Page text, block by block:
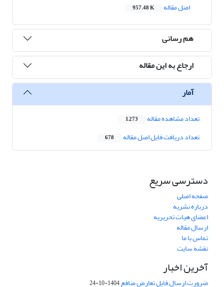
اصل مقاله
957.48 K
هم رسانی
ارجاع به این مقاله
آمار
تعداد مشاهده مقاله 1,273
تعداد دریافت فایل اصل مقاله 678
دسترسی سریع
صفحه اصلی
درباره نشریه
اعضای هیات تحریریه
ارسال مقاله
تماس با ما
نقشه سایت
آخرین اخبار
ضرورت ارسال فایل تعارض منافع1404-10-24